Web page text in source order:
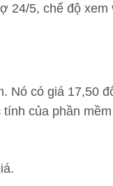
24/5, chế độ xem
Nó có giá 17,50
của phần